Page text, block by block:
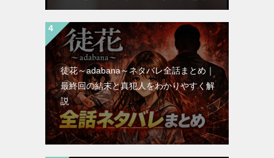
徒花～adabana～ネタバレ全話まとめ｜
最終回の結末と真犯人をわかりやすく解
説